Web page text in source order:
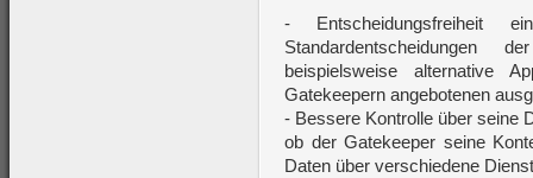
- Entscheidungsfreiheit
Standardentscheidungen
beispielsweise alternative
Gatekeepern angebotenen
- Bessere Kontrolle über seine
ob der Gatekeeper seine
Daten über verschiedene